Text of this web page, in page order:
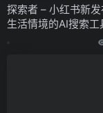
探索者 – 小红书新
生活情境的AI搜索工